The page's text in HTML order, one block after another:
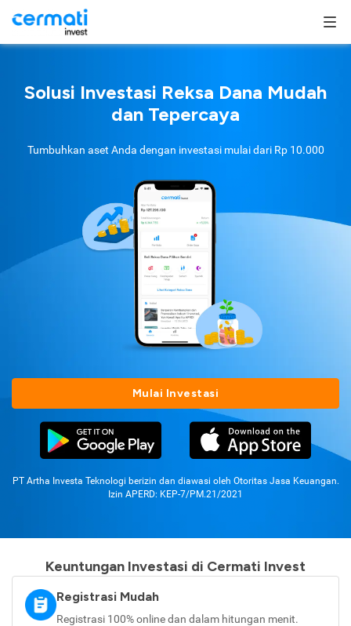
Solusi Investasi Reksa Dana Mudah
dan Tepercaya
Tumbuhkan aset Anda dengan investasi mulai dari Rp 10.000
Mulai Investasi
PT Artha Investa Teknologi berizin dan diawasi oleh Otoritas Jasa Keuangan.
Izin APERD: KEP-7/PM.21/2021
Keuntungan Investasi di Cermati Invest
Registrasi Mudah
Registrasi 100% online dan dalam hitungan menit.